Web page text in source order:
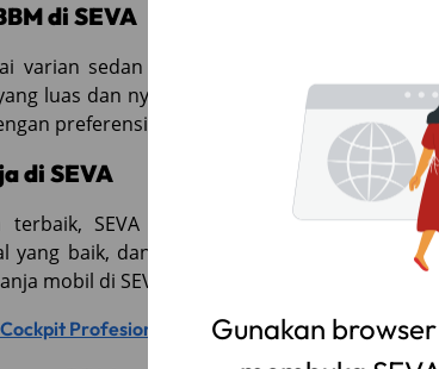
Gunakan
di SEVA
varian sedan hemat Bahan Bakar Minyak
luas dan nyaman hingga sedan sporty yang
preferensimu!
di SEVA
SEVA juga memberikan beragam
yang baik, dan kemudahan proses
mobil di SEVA.
Profesional?